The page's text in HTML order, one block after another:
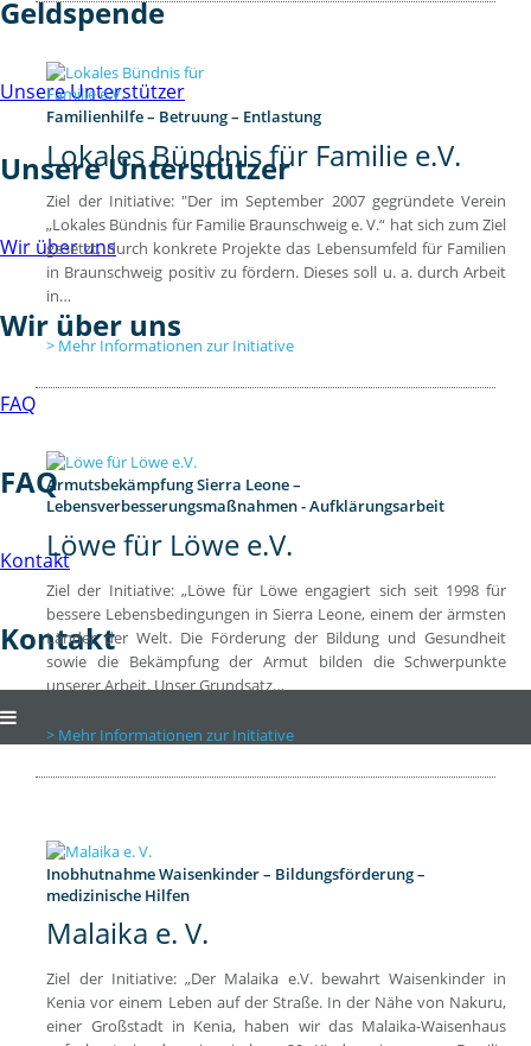
Geldspende
Unsere Unterstützer
Unsere Unterstützer
Wir über uns
Wir über uns
FAQ
FAQ
Kontakt
Kontakt
Familienhilfe – Betruung – Entlastung
Lokales Bündnis für Familie e.V.
Ziel der Initiative: "Der im September 2007 gegründete Verein
„Lokales Bündnis für Familie Braunschweig e. V.“ hat sich zum Ziel
gesetzt, durch konkrete Projekte das Lebensumfeld für Familien
in Braunschweig positiv zu fördern. Dieses soll u. a. durch Arbeit
in…
Mehr Informationen zur Initiative
Armutsbekämpfung Sierra Leone –
Lebensverbesserungsmaßnahmen - Aufklärungsarbeit
Löwe für Löwe e.V.
Ziel der Initiative: „Löwe für Löwe engagiert sich seit 1998 für
bessere Lebensbedingungen in Sierra Leone, einem der ärmsten
Länder der Welt. Die Förderung der Bildung und Gesundheit
sowie die Bekämpfung der Armut bilden die Schwerpunkte
unserer Arbeit. Unser Grundsatz…
Mehr Informationen zur Initiative
Inobhutnahme Waisenkinder – Bildungsförderung –
medizinische Hilfen
Malaika e. V.
Ziel der Initiative: „Der Malaika e.V. bewahrt Waisenkinder in
Kenia vor einem Leben auf der Straße. In der Nähe von Nakuru,
einer Großstadt in Kenia, haben wir das Malaika-Waisenhaus